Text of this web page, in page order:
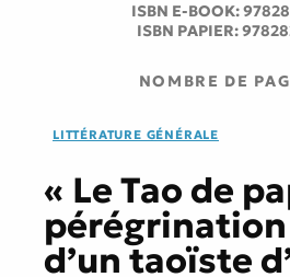
ISBN E-BOOK:
ISBN PAPIER:
NOMBRE DE
LITTÉRATURE GÉNÉRALE
« Le Tao de
d’un taoïste